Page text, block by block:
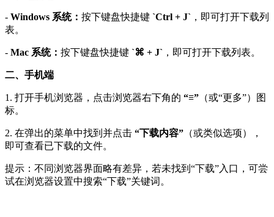
- Windows 系统： 按下键盘快捷键 `Ctrl + J` ，即可打开下载列
表。
- Mac 系统： 按下键盘快捷键 `⌘ + J` ，即可打开下载列表。
二、手机端
1. 打开手机浏览器，点击浏览器右下角的 “≡” （或“更多”）图
标。
2. 在弹出的菜单中找到并点击 “下载内容” （或类似选项），
即可查看已下载的文件。
提示：不同浏览器界面略有差异，若未找到“下载”入口，可尝
试在浏览器设置中搜索“下载”关键词。